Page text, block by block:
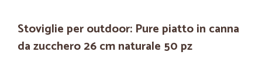
Stoviglie per outdoor: Pure piatto in canna
da zucchero 26 cm naturale 50 pz